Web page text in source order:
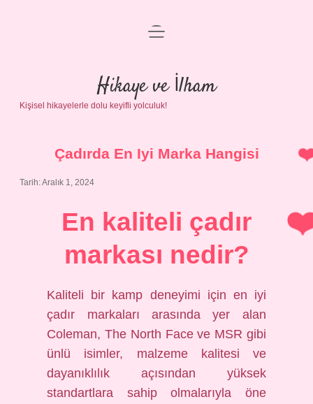
Anasayfa
Gizlilik Politikası
Yasal Uyarı
menüyü
Hikaye ve İlham
Kişisel hikayelerle dolu keyifli yolculuk!
Çadırda En Iyi Marka Hangisi
Tarih: Aralık 1, 2024
En kaliteli çadır
markası nedir?
Kaliteli bir kamp deneyimi için en iyi
çadır markaları arasında yer alan
Coleman, The North Face ve MSR gibi
ünlü isimler, malzeme kalitesi ve
dayanıklılık açısından yüksek
standartlara sahip olmalarıyla öne